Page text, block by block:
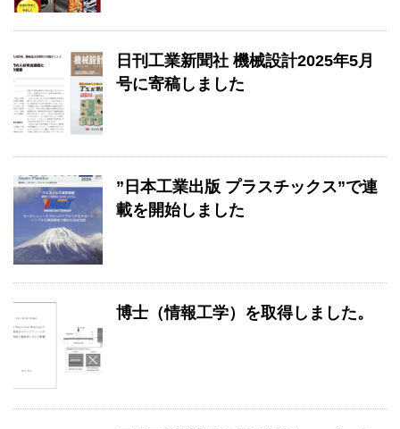
日刊工業新聞社 機械設計2025年5月
号に寄稿しました
”日本工業出版 プラスチックス”で連
載を開始しました
博士（情報工学）を取得しました。